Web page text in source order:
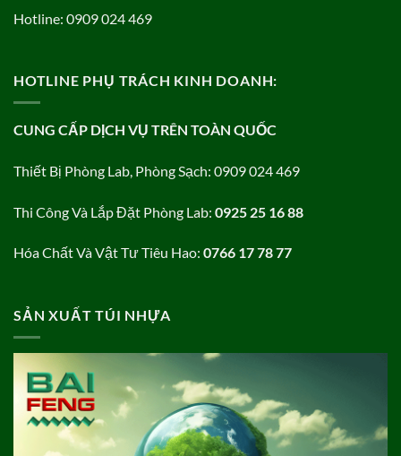
Hotline: 0909 024 469
HOTLINE PHỤ TRÁCH KINH DOANH:
CUNG CẤP DỊCH VỤ TRÊN TOÀN QUỐC
Thiết Bị Phòng Lab, Phòng Sạch: 0909 024 469
Thi Công Và Lắp Đặt Phòng Lab: 0925 25 16 88
Hóa Chất Và Vật Tư Tiêu Hao: 0766 17 78 77
SẢN XUẤT TÚI NHỰA